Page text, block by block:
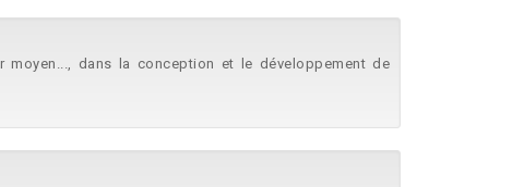
moyen..., dans la conception et le développement de